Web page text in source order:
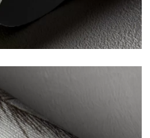
pintados de
resistentes, texturizadas y